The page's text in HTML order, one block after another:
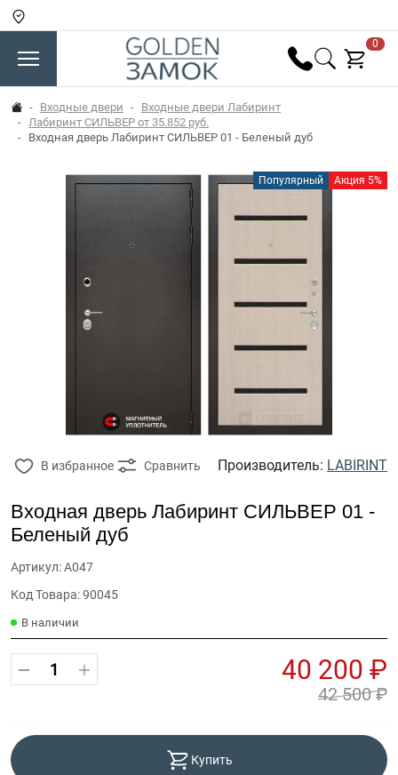
0
Входные двери
Входные двери Лабиринт
Лабиринт СИЛЬВЕР от 35.852 руб.
Входная дверь Лабиринт СИЛЬВЕР 01 - Беленый дуб
Популярный Акция 5%
В избранное Сравнить Производитель: LABIRINT
Входная дверь Лабиринт СИЛЬВЕР 01 -
Беленый дуб
Артикул: А047
Код Товара: 90045
В наличии
40 200 ₽
42 500 ₽
Купить